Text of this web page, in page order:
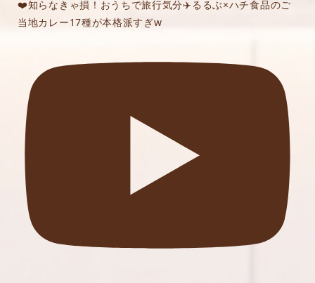
❤️知らなきゃ損！おうちで旅行気分✈️るるぶ×ハチ食品のご
当地カレー17種が本格派すぎw